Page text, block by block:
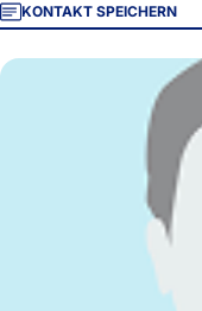
KONTAKT SPEICHERN